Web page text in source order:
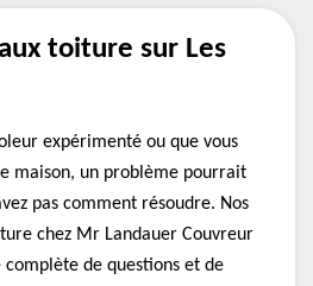
toiture sur Les
expérimenté ou que vous
maison, un problème pourrait
pas comment résoudre. Nos
chez Mr Landauer Couvreur
de questions et de